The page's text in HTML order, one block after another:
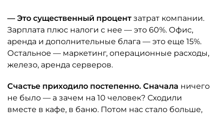
— Это существенный процентзатрат компании.
Зарплата плюс налоги с нее — это 60%. Офис,
аренда и дополнительные блага — это еще 15%.
Остальное — маркетинг, операционные расходы,
железо, аренда серверов.
Счастье приходило постепенно. Сначала ничего
не было — а зачем на 10 человек? Сходили
вместе в кафе, в баню. Потом нас стало больше,